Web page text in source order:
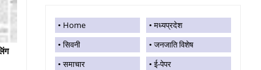
Home
मध्यप्रदेश
सिवनी
जनजाति विशेष
समाचार
ई-पेपर